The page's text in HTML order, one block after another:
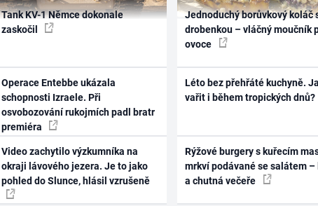
Tank KV-1 Němce dokonale
zaskočil
Operace Entebbe ukázala
schopnosti Izraele. Při
osvobozování rukojmích padl bratr
premiéra
Video zachytilo výzkumníka na
okraji lávového jezera. Je to jako
pohled do Slunce, hlásil vzrušeně
Jednoduchý borůvkový koláč
drobenkou – vláčný moučník
ovoce
Léto bez přehřáté kuchyně.
vařit i během tropických dnů?
Rýžové burgery s kuřecím
mrkví podávané se salátem –
a chutná večeře